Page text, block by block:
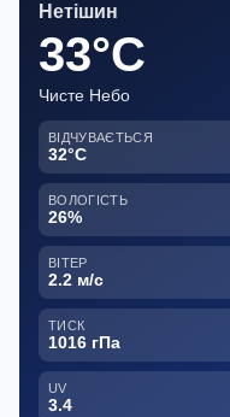
Нетішин
33°C
Чисте Небо
ВІДЧУВАЄТЬСЯ
32°C
ВОЛОГІСТЬ
26%
ВІТЕР
2.2 м/с
ТИСК
1016 гПа
UV
3.4